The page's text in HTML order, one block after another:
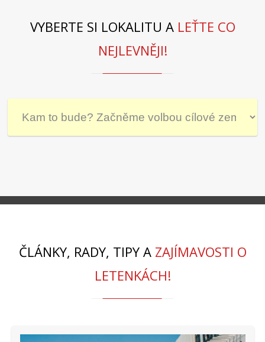
VYBERTE SI LOKALITU A LEŤTE CO
NEJLEVNĚJI!
ČLÁNKY, RADY, TIPY A ZAJÍMAVOSTI O
LETENKÁCH!